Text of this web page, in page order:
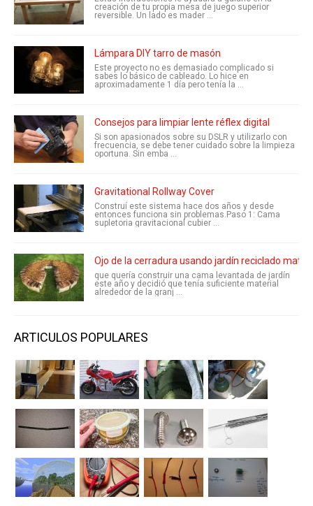
creación de tu propia mesa de juego superior
reversible. Un lado es mader ...
Lámpara DIY tarro de masón
Este proyecto no es demasiado complicado si
sabes lo básico de cableado. Lo hice en
aproximadamente 1 día pero tenía la ...
Consejos para limpiar lente réflex digital
Si son apasionados sobre su DSLR y utilizarlo con
frecuencia, se debe tener cuidado sobre la limpieza
oportuna. Sin emba ...
Gravitational Rollway Cover
Construí este sistema hace dos años y desde
entonces funciona sin problemas.Paso 1: Cama
supletoria gravitacional cubier ...
Ojo de la cerradura usando jardín reciclado
que quería construir una cama levantada de jardín
este año y decidió que tenía suficiente material
alrededor de la granj ...
ARTICULOS POPULARES